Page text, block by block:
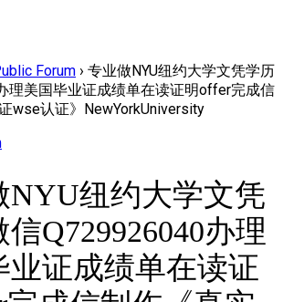
Forum › 专业做NYU纽约大学文凭学历
理美国毕业证成绩单在读证明offer完成信
wse认证》NewYorkUniversity
NYU纽约大学文凭
Q729926040办理
业证成绩单在读证